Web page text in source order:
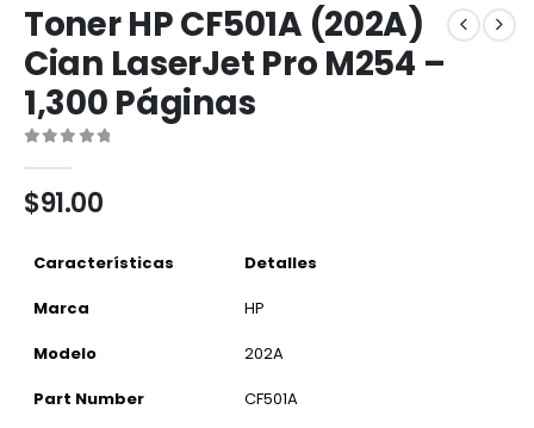
Toner HP CF501A (202A)
Cian LaserJet Pro M254 –
1,300 Páginas
$91.00
Características
Detalles
Marca
HP
Modelo
202A
Part Number
CF501A